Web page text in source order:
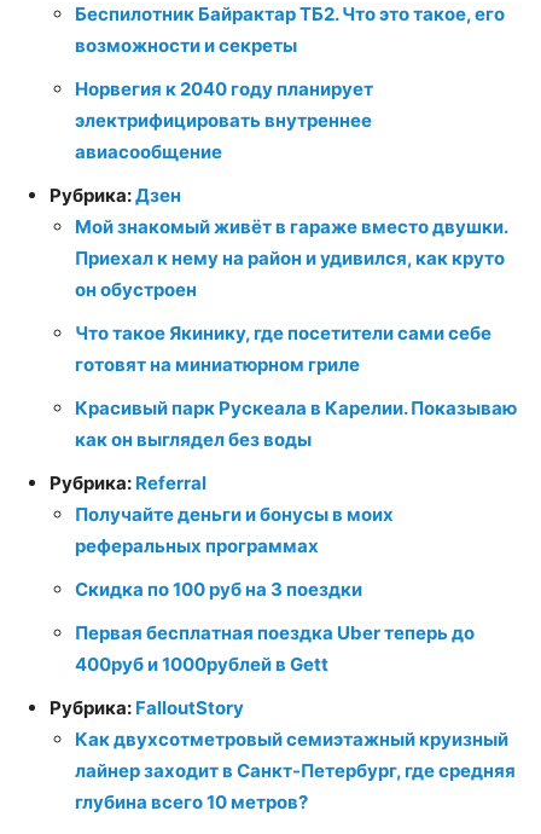
Беспилотник Байрактар ТБ2. Что это такое, его
возможности и секреты
Норвегия к 2040 году планирует
электрифицировать внутреннее
авиасообщение
Рубрика:Дзен
Мой знакомый живёт в гараже вместо двушки.
Приехал к нему на район и удивился, как круто
он обустроен
Что такое Якинику, где посетители сами себе
готовят на миниатюрном гриле
Красивый парк Рускеала в Карелии. Показываю
как он выглядел без воды
Рубрика: Referral
Получайте деньги и бонусы в моих
реферальных программах
Скидка по 100 руб на 3 поездки
Первая бесплатная поездка Uber теперь до
400руб и 1000рублей в Gett
Рубрика: FalloutStory
Как двухсотметровый семиэтажный круизный
лайнер заходит в Санкт-Петербург, где средняя
глубина всего 10 метров?